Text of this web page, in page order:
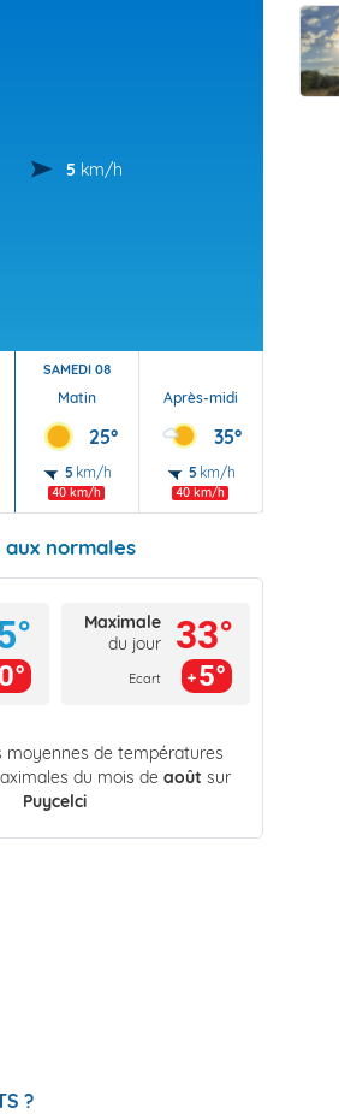
5 km/h
SAMEDI 08
Matin
25°
5 km/h
40 km/h
Après-midi
35°
5 km/h
40 km/h
normales
0°
Maximale
du jour
Ecart
33°
5°
moyennes de températures
du mois de août sur
Puycelci
?